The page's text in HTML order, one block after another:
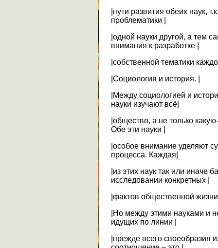
|пути развития обеих наук,
проблематики |
|одной науки другой, а тем
внимания к разработке |
|собственной тематики
|Социология и история. |
|Между социологией и
науки изучают всё|
|общество, а не только
Обе эти науки |
|особое внимание уделяют
процесса. Каждая|
|из этих наук так или иначе
исследовании конкретных |
|фактов общественной
|Но между этими науками и
идущих по линии |
|прежде всего своеобразия